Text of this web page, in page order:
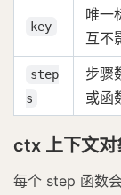
key
唯一
互不
step
s
步骤
或函
ctx 上下文对
每个 step 函数